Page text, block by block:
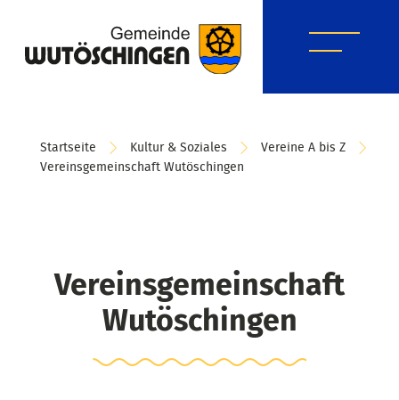
Startseite Kultur & Soziales
Vereine A bis Z
Vereinsgemeinschaft Wutöschingen
Vereinsgemeinschaft
Wutöschingen